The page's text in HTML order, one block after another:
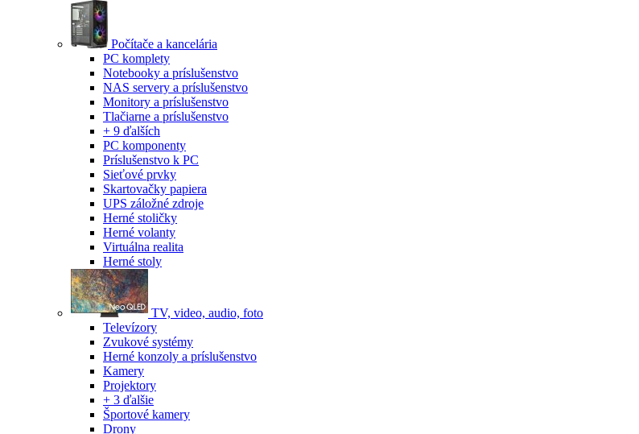
Počítače a kancelária
PC komplety
Notebooky a príslušenstvo
NAS servery a príslušenstvo
Monitory a príslušenstvo
Tlačiarne a príslušenstvo
+ 9 ďalších
PC komponenty
Príslušenstvo k PC
Sieťové prvky
Skartovačky papiera
UPS záložné zdroje
Herné stoličky
Herné volanty
Virtuálna realita
Herné stoly
TV, video, audio, foto
Televízory
Zvukové systémy
Herné konzoly a príslušenstvo
Kamery
Projektory
+ 3 ďalšie
Športové kamery
Drony